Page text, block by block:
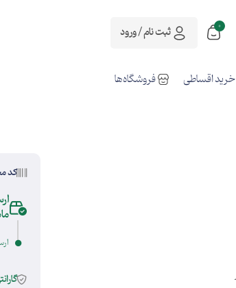
0 ثبت نام / ورود
خرید اقساطی فروشگاه‌ها
کد